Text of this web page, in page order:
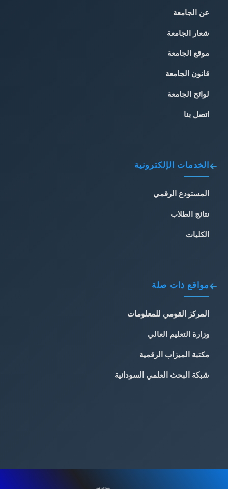
عن الجامعة
شعار الجامعة
موقع الجامعة
قانون الجامعة
لوائح الجامعة
اتصل بنا
الخدمات الإلكترونية
المستودع الرقمي
نتائج الطلاب
الكليات
مواقع ذات صلة
المركز القومي للمعلومات
وزارة التعليم العالي
مكتبة الميزاب الرقمية
شبكة البحث العلمي السودانية